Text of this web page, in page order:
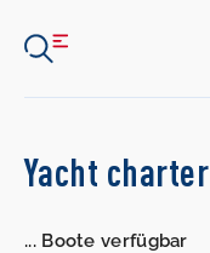
Search
Yacht
...Boote verfügbar